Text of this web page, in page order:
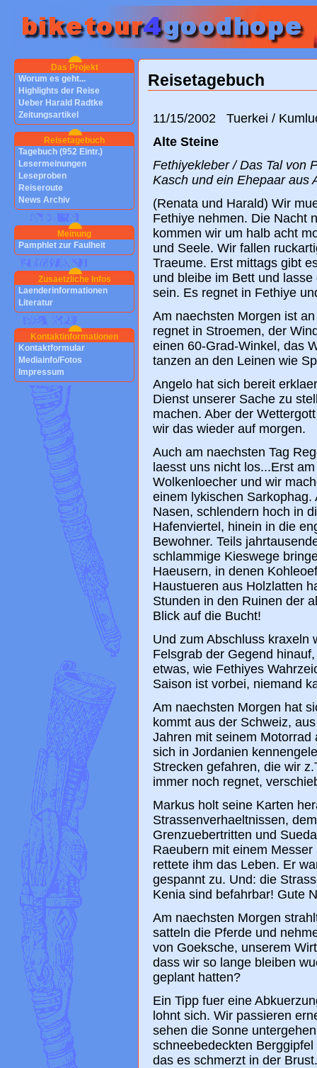
Das Projekt
Worum es geht...
Highlights der Reise
Ueber Harald Radtke
Zeitungsartikel
Reisetagebuch
Tagebuch (952 Eintr.)
Lesermeinungen
Leseproben
Reiseroute
News Archiv
Meinung
Pamphlet zur Faulheit
Zusaetzliche Infos
Laenderinformationen
Literatur
Kontaktinformationen
Kontaktformular
Mediainfo/Fotos
Impressum
Reisetagebuch
11/15/2002 Tuerkei /
Alte Steine
Fethiyekleber / Das Tal von
Kasch und ein Ehepaar aus
(Renata und Harald) Wir
Fethiye nehmen. Die Nacht
kommen wir um halb acht
und Seele. Wir fallen
Traeume. Erst mittags gibt
und bleibe im Bett und
sein. Es regnet in Fethiye
Am naechsten Morgen ist
regnet in Stroemen, der
einen 60-Grad-Winkel, das
tanzen an den Leinen wie
Angelo hat sich bereit
Dienst unserer Sache zu
machen. Aber der
wir das wieder auf morgen.
Auch am naechsten Tag
laesst uns nicht los...Erst
Wolkenloecher und wir
einem lykischen
Nasen, schlendern hoch in
Hafenviertel, hinein in die
Bewohner. Teils
schlammige Kieswege
Haeusern, in denen
Haustueren aus Holzlatten
Stunden in den Ruinen der
Blick auf die Bucht!
Und zum Abschluss kraxeln
Felsgrab der Gegend
etwas, wie Fethiyes
Saison ist vorbei, niemand
Am naechsten Morgen hat
kommt aus der Schweiz,
Jahren mit seinem
sich in Jordanien
Strecken gefahren, die wir
immer noch regnet,
Markus holt seine Karten
Strassenverhaeltnissen,
Grenzuebertritten und
Raeubern mit einem
rettete ihm das Leben. Er
gespannt zu. Und: die
Kenia sind befahrbar! Gute
Am naechsten Morgen
satteln die Pferde und
von Goeksche, unserem
dass wir so lange bleiben
geplant hatten?
Ein Tipp fuer eine
lohnt sich. Wir passieren
sehen die Sonne
schneebedeckten
das es schmerzt in der Brust.